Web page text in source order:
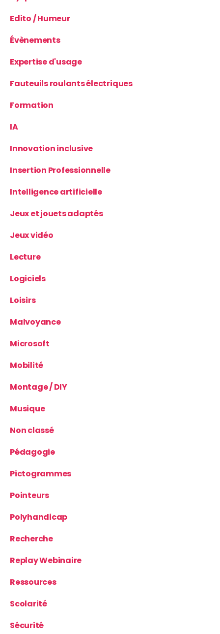
Edito / Humeur
Évènements
Expertise d'usage
Fauteuils roulants électriques
Formation
IA
Innovation inclusive
Insertion Professionnelle
Intelligence artificielle
Jeux et jouets adaptés
Jeux vidéo
Lecture
Logiciels
Loisirs
Malvoyance
Microsoft
Mobilité
Montage / DIY
Musique
Non classé
Pédagogie
Pictogrammes
Pointeurs
Polyhandicap
Recherche
Replay Webinaire
Ressources
Scolarité
Sécurité